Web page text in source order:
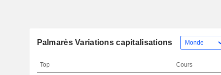
Palmarès Variations capitalisations
Top Cours